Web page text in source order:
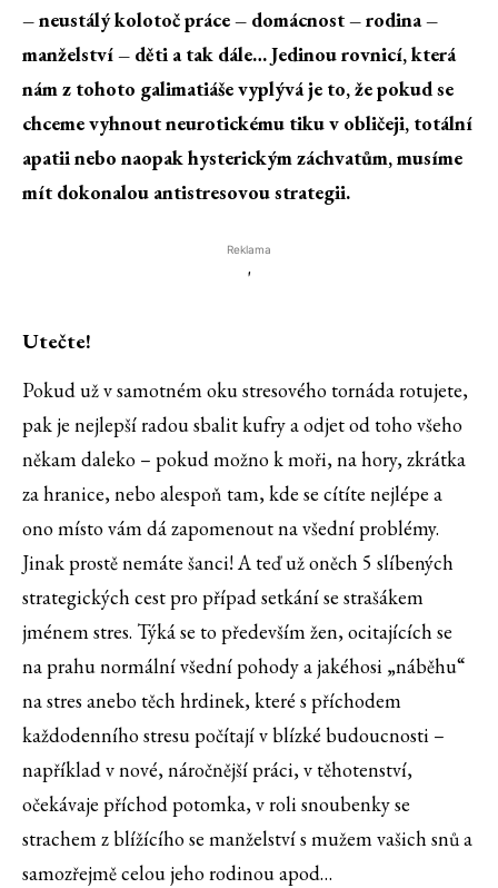
– neustálý kolotoč práce – domácnost – rodina –
manželství – děti a tak dále… Jedinou rovnicí, která
nám z tohoto galimatiáše vyplývá je to, že pokud se
chceme vyhnout neurotickému tiku v obličeji, totální
apatii nebo naopak hysterickým záchvatům, musíme
mít dokonalou antistresovou strategii.
Reklama
'
Utečte!
Pokud už v samotném oku stresového tornáda rotujete,
pak je nejlepší radou sbalit kufry a odjet od toho všeho
někam daleko – pokud možno k moři, na hory, zkrátka
za hranice, nebo alespoň tam, kde se cítíte nejlépe a
ono místo vám dá zapomenout na všední problémy.
Jinak prostě nemáte šanci! A teď už oněch 5 slíbených
strategických cest pro případ setkání se strašákem
jménem stres. Týká se to především žen, ocitajících se
na prahu normální všední pohody a jakéhosi „náběhu“
na stres anebo těch hrdinek, které s příchodem
každodenního stresu počítají v blízké budoucnosti –
například v nové, náročnější práci, v těhotenství,
očekávaje příchod potomka, v roli snoubenky se
strachem z blížícího se manželství s mužem vašich snů a
samozřejmě celou jeho rodinou apod…